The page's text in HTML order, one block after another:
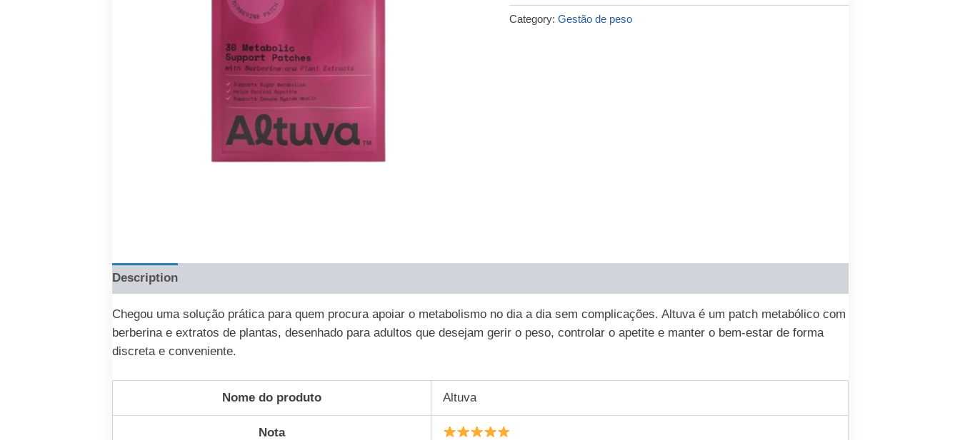
€49.00.€14.00.
Category:Gestão de peso
Description
Chegou uma solução prática para quem procura apoiar o metabolismo no dia a dia sem complicações. Altuva é um patch metabólico com
berberina e extratos de plantas, desenhado para adultos que desejam gerir o peso, controlar o apetite e manter o bem-estar de forma
discreta e conveniente.
Nome do produto Altuva
Nota